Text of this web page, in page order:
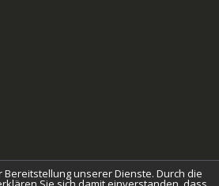
unserer Dienste. Durch die